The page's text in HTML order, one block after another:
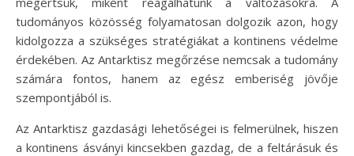
tudományos közösség folyamatosan dolgozik azon, hogy
kidolgozza a szükséges stratégiákat a kontinens védelme
érdekében. Az Antarktisz megőrzése nemcsak a tudomány
számára fontos, hanem az egész emberiség jövője
szempontjából is.
Az Antarktisz gazdasági lehetőségei is felmerülnek, hiszen
a kontinens ásványi kincsekben gazdag, de a feltárásuk és